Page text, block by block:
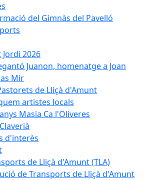
del Gimnàs del Pavelló
Jordi 2026
Juanon, homenatge a Joan
Mir
de Lliçà d'Amunt
artistes locals
Masia Ca l'Oliveres
d'interès
de Lliçà d'Amunt (TLA)
de Transports de Lliçà d'Amunt